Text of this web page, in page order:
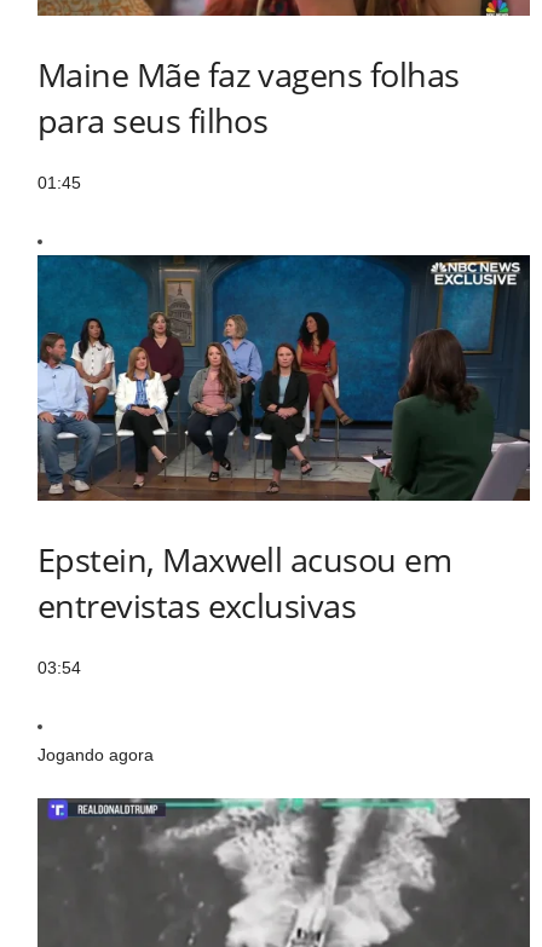
Maine Mãe faz vagens folhas
para seus filhos
01:45
Epstein, Maxwell acusou em
entrevistas exclusivas
03:54
Jogando agora